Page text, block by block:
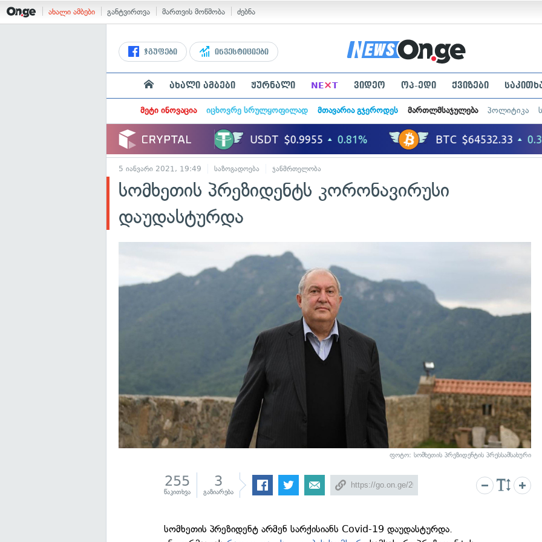
ახალი ამბები განტვირთვა მართვის მოწმობა ძებნა
ჯგუფები ინვესტიციები
ახალი ამბები ჟურნალი NE×T ვიდეო ოპ-ედი ქვიზები
მეტი ინოვაცია იცხოვრე სრულყოფილად მთავარია გჯეროდეს მართლმსაჯულება პოლიტიკა
5 იანვარი 2021, 19:49 საზოგადოება ჯანმრთელობა
სომხეთის პრეზიდენტს კორონავირუსი
დაუდასტურდა
ფოტო: სომხეთის პრეზიდენტის პრესსამსახური
255
წაკითხვა
3
გაზიარება
სომხეთის პრეზიდენტ არმენ სარქისიანს Covid-19 დაუდასტურდა.